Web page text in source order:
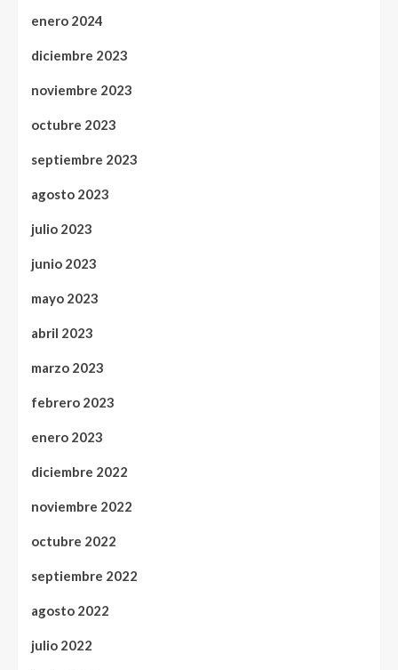
enero 2024
diciembre 2023
noviembre 2023
octubre 2023
septiembre 2023
agosto 2023
julio 2023
junio 2023
mayo 2023
abril 2023
marzo 2023
febrero 2023
enero 2023
diciembre 2022
noviembre 2022
octubre 2022
septiembre 2022
agosto 2022
julio 2022